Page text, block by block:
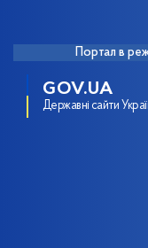
Портал в
GOV.UA
Державні сайти